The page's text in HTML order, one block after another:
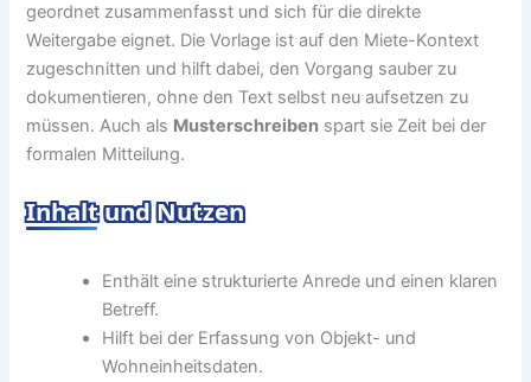
geordnet zusammenfasst und sich für die direkte
Weitergabe eignet. Die Vorlage ist auf den Miete-Kontext
zugeschnitten und hilft dabei, den Vorgang sauber zu
dokumentieren, ohne den Text selbst neu aufsetzen zu
müssen. Auch als Musterschreiben spart sie Zeit bei der
formalen Mitteilung.
Inhalt und Nutzen
Enthält eine strukturierte Anrede und einen klaren
Betreff.
Hilft bei der Erfassung von Objekt- und
Wohneinheitsdaten.